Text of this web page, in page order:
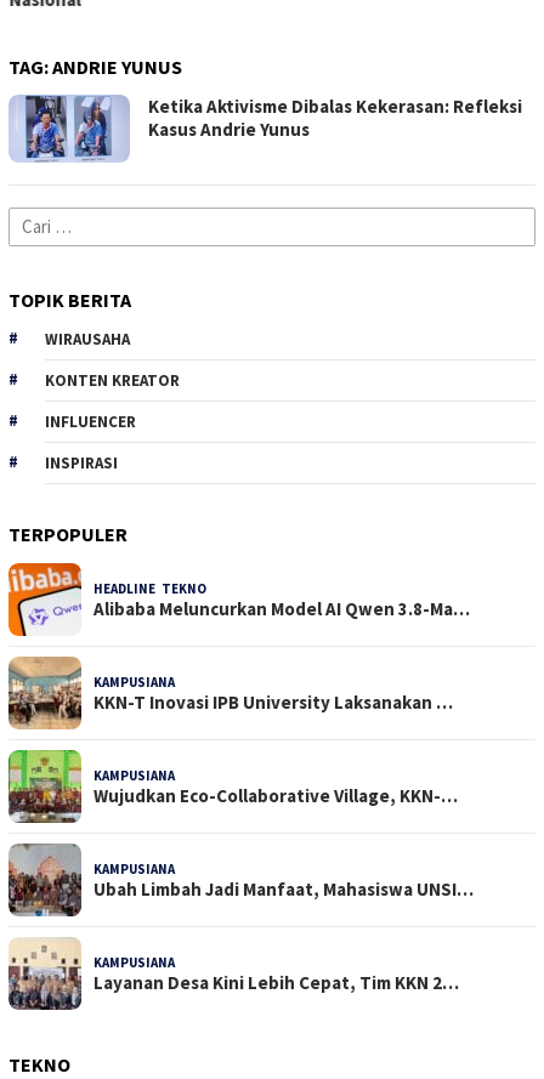
TAG:ANDRIE YUNUS
Ketika Aktivisme Dibalas Kekerasan: Refleksi
Kasus Andrie Yunus
Cari
untuk:
TOPIK BERITA
WIRAUSAHA
KONTEN KREATOR
INFLUENCER
INSPIRASI
TERPOPULER
HEADLINE TEKNO
Alibaba Meluncurkan Model AI Qwen 3.8-Ma…
KAMPUSIANA
KKN-T Inovasi IPB University Laksanakan …
KAMPUSIANA
Wujudkan Eco-Collaborative Village, KKN-…
KAMPUSIANA
Ubah Limbah Jadi Manfaat, Mahasiswa UNSI…
KAMPUSIANA
Layanan Desa Kini Lebih Cepat, Tim KKN 2…
TEKNO